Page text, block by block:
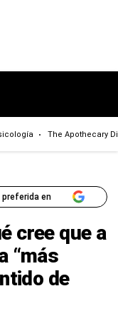
The Apothecary
en
cree que a
“más
de